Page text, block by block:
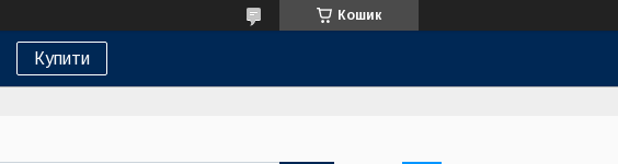
Кошик
Купити